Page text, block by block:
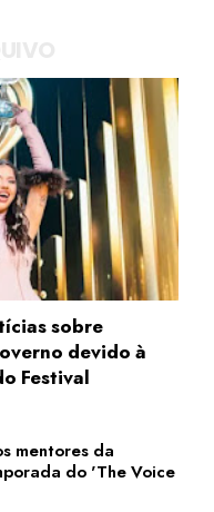
sobre
devido à
Festival
mentores da
do 'The Voice